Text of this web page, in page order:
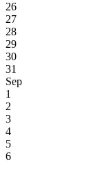
26
27
28
29
30
31
Sep
1
2
3
4
5
6